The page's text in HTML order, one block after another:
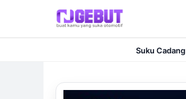
Suku Cadang